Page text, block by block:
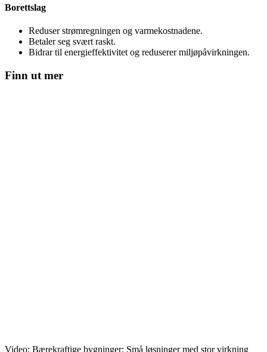
Borettslag
Reduser strømregningen og varmekostnadene.
Betaler seg svært raskt.
Bidrar til energieffektivitet og reduserer miljøpåvirkningen.
Finn ut mer
Video: Bærekraftige bygninger: Små løsninger med stor virkning